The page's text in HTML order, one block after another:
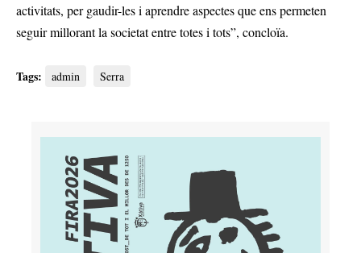
activitats, per gaudir-les i aprendre aspectes que ens permeten
seguir millorant la societat entre totes i tots”, concloïa.
Tags: admin Serra